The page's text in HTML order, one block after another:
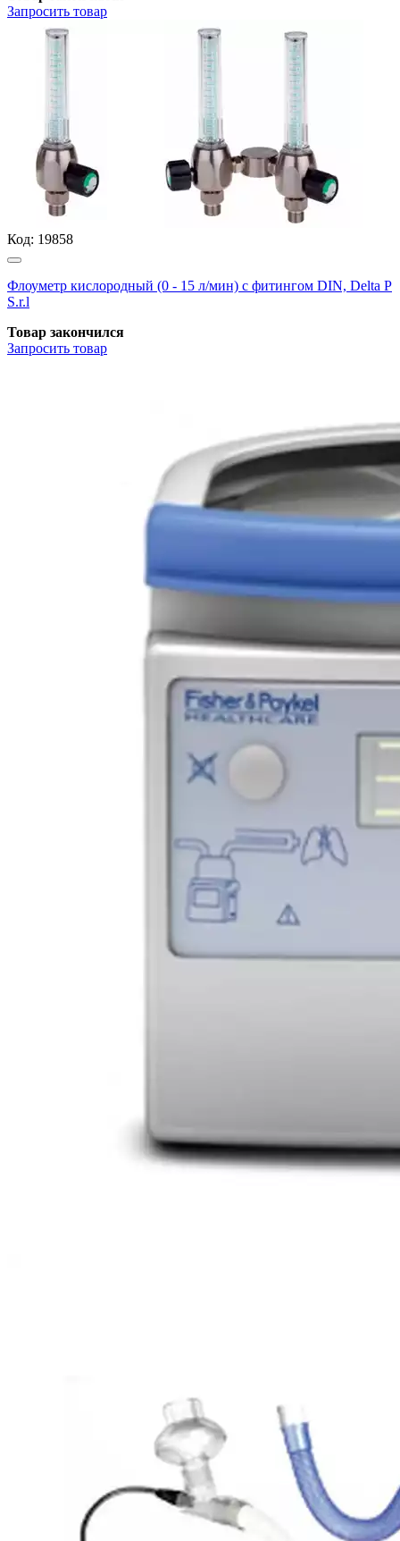
Запросить товар
Код: 19858
Флоуметр кислородный (0 - 15 л/мин) с фитингом DIN, Delta P
S.r.l
Товар закончился
Запросить товар